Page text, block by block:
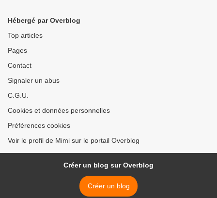
Hébergé par Overblog
Top articles
Pages
Contact
Signaler un abus
C.G.U.
Cookies et données personnelles
Préférences cookies
Voir le profil de Mimi sur le portail Overblog
Créer un blog sur Overblog
Créer un blog